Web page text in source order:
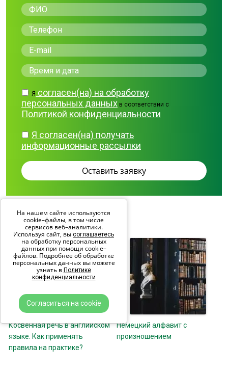
Я согласен(на) на обработку
персональных данных в соответствии с
Политикой конфиденциальности
Я согласен(на) получать
информационные рассылки
ПОХОЖИЕ СТАТЬИ
Косвенная речь в английском
языке. Как применять
правила на практике?
Немецкий алфавит с
произношением
На нашем сайте используются
cookie–файлы, в том числе
сервисов веб–аналитики.
Используя сайт, вы соглашаетесь
на обработку персональных
данных при помощи cookie–
файлов. Подробнее об обработке
персональных данных вы можете
узнать в Политике
конфиденциальности
Согласиться на cookie